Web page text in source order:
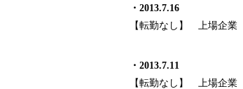
・ 2013.7.16
【転勤なし】 上場企
・ 2013.7.11
【転勤なし】 上場企